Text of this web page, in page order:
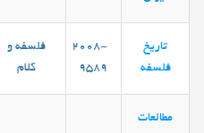
تاریخ
فلسفه
2008-
9589
فلسفه و
کلام
مطالعات